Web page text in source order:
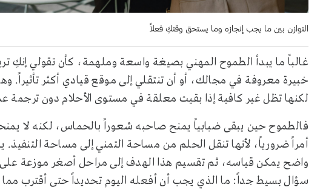
التوازن بين ما يجب إنجازه وما يستحق وقتكِ فعلاً
غالباً ما يبدأ الطموح المهني بصيغة واسعة وملهمة، كأن تقولي
خبيرة معروفة في مجالك، أو أن تنتقلي إلى موقع قيادي أكثر
لكنها تظل غير كافية إذا بقيت معلقة في مستوى الأحلام دون ترجمة
فالطموح حين يبقى ضبابياً يمنح صاحبه شعوراً بالحماس، لكنه لا
أمراً ضرورياً، لأنها تنقل الحلم من مساحة التمني إلى مساحة التنفيذ.
واضح يمكن قياسه، ثم تقسيم هذا الهدف إلى مراحل أصغر موزعة على
سؤال بسيط جداً: ما الذي يجب أن أفعله اليوم تحديداً حتى أقترب مما